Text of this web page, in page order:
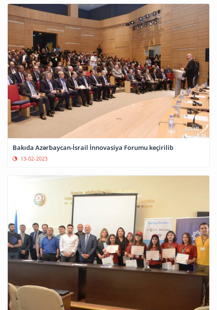
Bakıda Azərbaycan-İsrail İnnovasiya Forumu keçirilib
13-02-2023